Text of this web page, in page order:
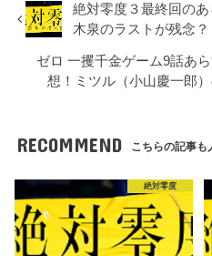
絶対零度３最終回の
木泉のラストが残念？
ゼロ 一攫千金ゲーム9話あ
想！ミツル（小山慶一郎
RECOMMEND こちらの記事も
絶対零度